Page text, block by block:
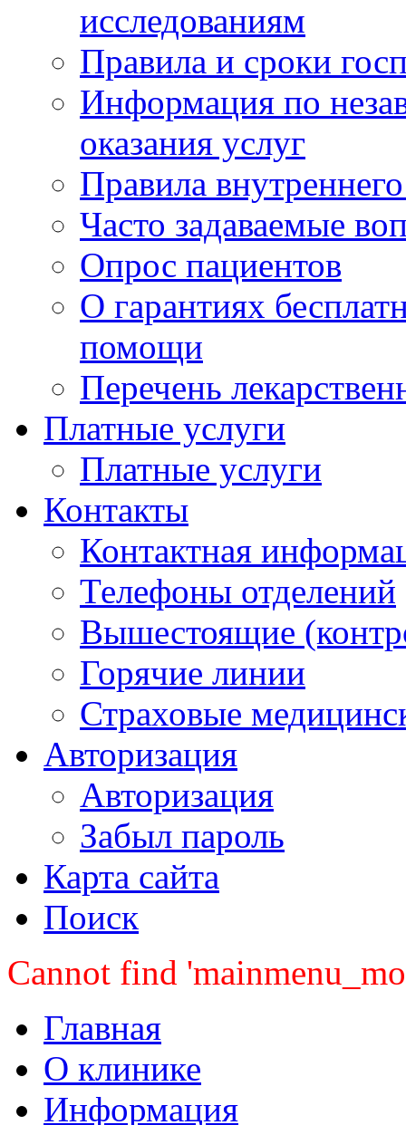
исследованиям
Правила и сроки
Информация по
оказания услуг
Правила
Часто задаваемые
Опрос пациентов
О гарантиях
помощи
Перечень
Платные услуги
Платные услуги
Контакты
Контактная
Телефоны отделений
Вышестоящие
Горячие линии
Страховые
Авторизация
Авторизация
Забыл пароль
Карта сайта
Поиск
Cannot find
Главная
О клинике
Информация